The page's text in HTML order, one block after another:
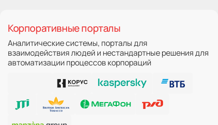
Корпоративные порталы
Аналитические системы, порталы для
взаимодействия людей и нестандартные решения для
автоматизации процессов корпораций